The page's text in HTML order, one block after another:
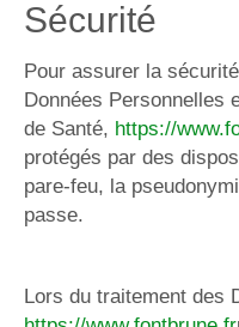
Sécurité
Pour assurer la
Données Personnelles
de Santé, https://
protégés par des
pare-feu, la
passe.
Lors du traitement des